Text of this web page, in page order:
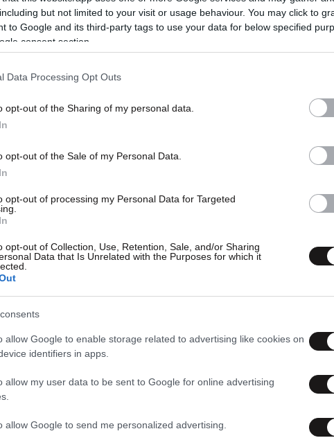
but not limited to your visit or usage behaviour. You may click to
to Google and its third-party tags to use your data for below specified
consent section.
Data Processing Opt Outs
opt-out of the Sharing of my personal data.
opt-out of the Sale of my Personal Data.
opt-out of processing my Personal Data for Targeted
opt-out of Collection, Use, Retention, Sale, and/or Sharing
Data that Is Unrelated with the Purposes for which it
allow Google to enable storage related to advertising like cookies on
identifiers in apps.
allow my user data to be sent to Google for online advertising
allow Google to send me personalized advertising.
δεν έχει χάσει ούτε ελάχιστα από την
να είναι ο απόλυτος ύμνος της
καταπίεση.
(George Roger Waters) και τα υπόλοιπα
καταπληκτική μουσική τους την ανθρώπινη
και την εξαφάνιση των κάθε είδους στεγανών.